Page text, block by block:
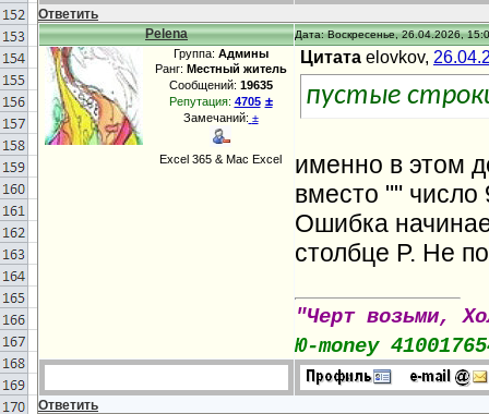
Ответить
Pelena
Дата: Воскресенье, 26.04.2026,
Группа: Админы
Ранг: Местный житель
Сообщений: 19635
Репутация: 4705 ±
Замечаний: ±
Excel 365 & Mac Excel
Цитата elovkov,
пустые
именно в этом
вместо "" число
Ошибка
столбце P. Не
"Черт возьми,
Ю-money
Ответить